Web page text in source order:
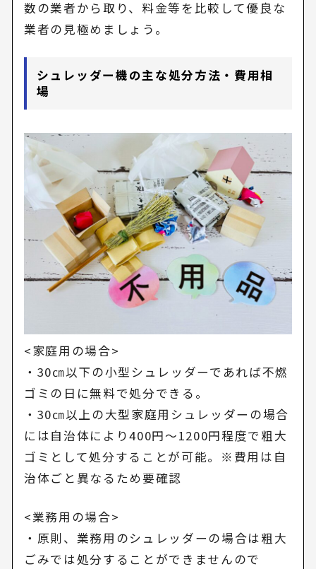
数の業者から取り、料金等を比較して優良な
業者の見極めましょう。
シュレッダー機の主な処分方法・費用相
場
<家庭用の場合>
・30㎝以下の小型シュレッダーであれば不燃
ゴミの日に無料で処分できる。
・30㎝以上の大型家庭用シュレッダーの場合
には自治体により400円～1200円程度で粗大
ゴミとして処分することが可能。※費用は自
治体ごと異なるため要確認
<業務用の場合>
・原則、業務用のシュレッダーの場合は粗大
ごみでは処分することができませんので